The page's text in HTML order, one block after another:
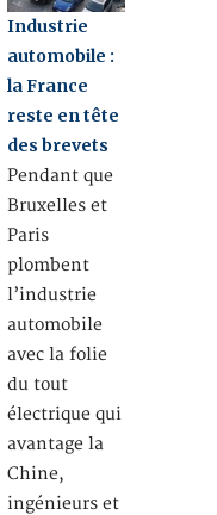
Industrie
automobile :
la France
reste en tête
des brevets
Pendant que
Bruxelles et
Paris
plombent
l’industrie
automobile
avec la folie
du tout
électrique qui
avantage la
Chine,
ingénieurs et